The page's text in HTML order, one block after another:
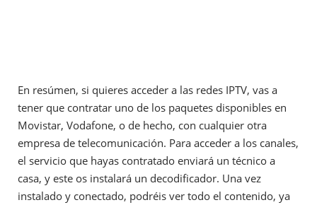
En resúmen, si quieres acceder a las redes IPTV, vas a
tener que contratar uno de los paquetes disponibles en
Movistar, Vodafone, o de hecho, con cualquier otra
empresa de telecomunicación. Para acceder a los canales,
el servicio que hayas contratado enviará un técnico a
casa, y este os instalará un decodificador. Una vez
instalado y conectado, podréis ver todo el contenido, ya